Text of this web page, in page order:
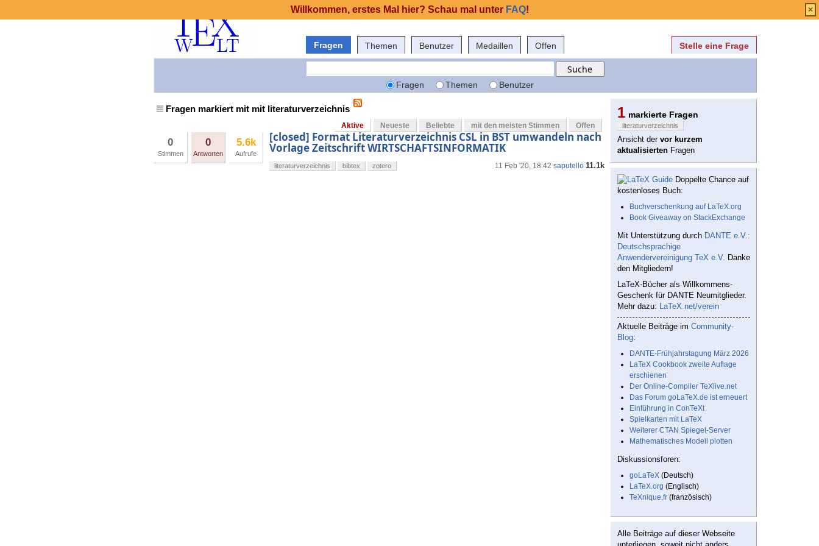
Fragen Themen Benutzer Medaillen Offen Stelle eine Frage
Fragen Themen Benutzer
Fragen markiert mit mit literaturverzeichnis
Aktive Neueste Beliebte mit den meisten Stimmen Offen
0
Stimmen
0
Antworten
5.6k
Aufrufe
[closed] Format Literaturverzeichnis CSL in BST umwandeln nach
Vorlage Zeitschrift WIRTSCHAFTSINFORMATIK
11 Feb '20, 18:42 saputello 11.1k
literaturverzeichnis bibtex zotero
1 markierte Fragen
literaturverzeichnis
Ansicht der vor kurzem
aktualisierten Fragen
Doppelte Chance auf
kostenloses Buch:
Buchverschenkung auf LaTeX.org
Book Giveaway on StackExchange
Mit Unterstützung durch DANTE e.V.:
Deutschsprachige
Anwendervereinigung TeX e.V. Danke
den Mitgliedern!
LaTeX-Bücher als Willkommens-
Geschenk für DANTE Neumitglieder.
Mehr dazu: LaTeX.net/verein
Aktuelle Beiträge im Community-
Blog:
DANTE-Frühjahrstagung März 2026
LaTeX Cookbook zweite Auflage
erschienen
Der Online-Compiler TeXlive.net
Das Forum goLaTeX.de ist erneuert
Einführung in ConTeXt
Spielkarten mit LaTeX
Weiterer CTAN Spiegel-Server
Mathematisches Modell plotten
Diskussionsforen:
goLaTeX (Deutsch)
LaTeX.org (Englisch)
TeXnique.fr (französisch)
Alle Beiträge auf dieser Webseite
Willkommen, erstes Mal hier? Schau mal unter FAQ! ×